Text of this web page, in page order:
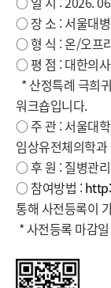
○ 장 소 : 서울대
○ 형 식 : 온/오프
○ 평 점 : 대한의
* 산정특례 극희
워크숍입니다.
○ 주 관 : 서울대
임상유전체의학
○ 후 원 : 질병관
○ 참여방법 :
통해 사전등록이
* 사전등록 마감